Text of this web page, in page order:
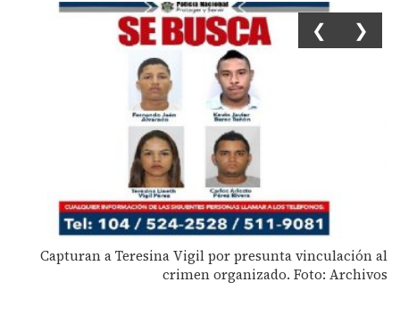
Capturan a Teresina Vigil por presunta vinculación al
crimen organizado. Foto: Archivos
❮ ❯